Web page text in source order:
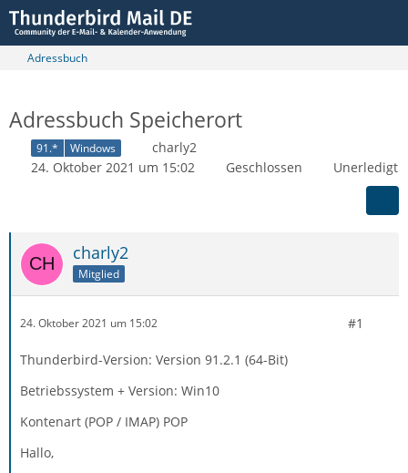
Adressbuch
Adressbuch Speicherort
91.* Windows
charly2
24. Oktober 2021 um 15:02
Geschlossen Unerledigt
charly2
Mitglied
24. Oktober 2021 um 15:02 #1
Thunderbird-Version: Version 91.2.1 (64-Bit)
Betriebssystem + Version: Win10
Kontenart (POP / IMAP) POP
Hallo,